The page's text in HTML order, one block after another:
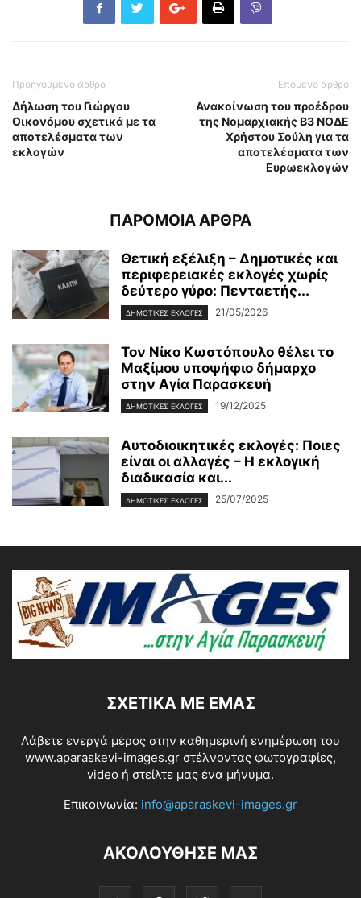
Προηγούμενο άρθρο
Δήλωση του Γιώργου
Οικονόμου σχετικά με τα
αποτελέσματα των
εκλογών
Επόμενο άρθρο
Ανακοίνωση του προέδρου
της Νομαρχιακής Β3 ΝΟΔΕ
Χρήστου Σούλη για τα
αποτελέσματα των
Ευρωεκλογών
ΠΑΡΟΜΟΙΑ ΑΡΘΡΑ
Θετική εξέλιξη – Δημοτικές και
περιφερειακές εκλογές χωρίς
δεύτερο γύρο: Πενταετής...
ΔΗΜΟΤΙΚΕΣ ΕΚΛΟΓΕΣ 21/05/2026
Τον Νίκο Κωστόπουλο θέλει το
Μαξίμου υποψήφιο δήμαρχο
στην Αγία Παρασκευή
ΔΗΜΟΤΙΚΕΣ ΕΚΛΟΓΕΣ 19/12/2025
Αυτοδιοικητικές εκλογές: Ποιες
είναι οι αλλαγές – Η εκλογική
διαδικασία και...
ΔΗΜΟΤΙΚΕΣ ΕΚΛΟΓΕΣ 25/07/2025
ΣΧΕΤΙΚΆ ΜΕ ΕΜΆΣ
Λάβετε ενεργά μέρος στην καθημερινή ενημέρωση του
www.aparaskevi-images.gr στέλνοντας φωτογραφίες,
video ή στείλτε μας ένα μήνυμα.
Επικοινωνία: info@aparaskevi-images.gr
ΑΚΟΛΟΥΘΗΣΕ ΜΑΣ